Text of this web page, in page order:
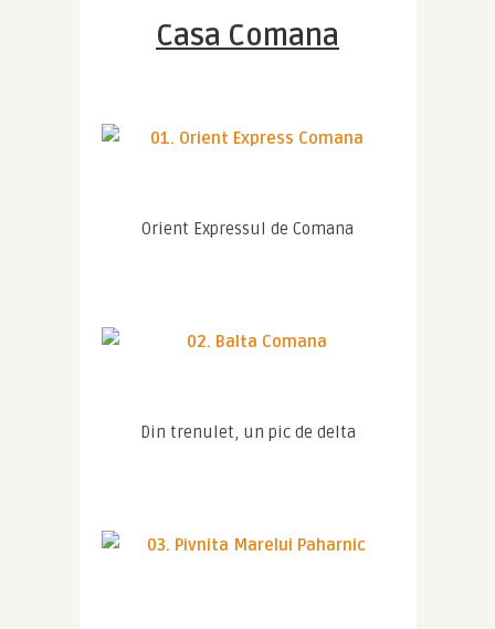
Casa Comana
Orient Expressul de Comana
Din trenulet, un pic de delta